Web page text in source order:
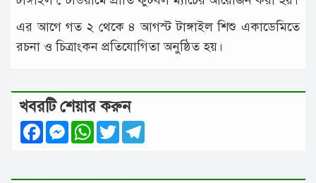
এর আগে গত ২ থেকে ৪ আগস্ট টাঙ্গাইল শিশু একাডেমিতে
রচনা ও চিত্রাংকন প্রতিযোগিতা অনুষ্ঠিত হয়।
খবরটি শেয়ার করুন
FacebookMessenger
WhatsApp
Twitter